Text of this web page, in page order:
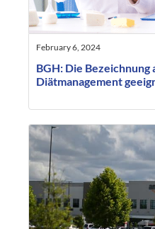
February 6, 2024
BGH: Die Bezeichnung
Diätmanagement